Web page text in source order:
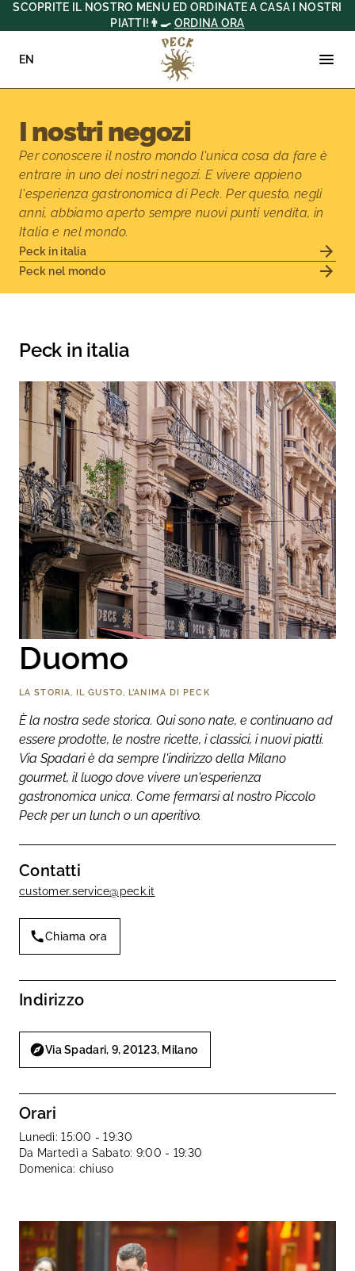
al
SCOPRITE IL NOSTRO MENU ED ORDINATE A CASA I NOSTRI
PIATTI!👨‍🍳 ORDINA ORA
EN
I nostri negozi
Per conoscere il nostro mondo l'unica cosa da fare è
entrare in uno dei nostri negozi. E vivere appieno
l'esperienza gastronomica di Peck. Per questo, negli
anni, abbiamo aperto sempre nuovi punti vendita, in
Italia e nel mondo.
Peck in italia
Peck nel mondo
Peck in italia
Duomo
LA STORIA, IL GUSTO, L’ANIMA DI PECK
È la nostra sede storica. Qui sono nate, e continuano ad
essere prodotte, le nostre ricette, i classici, i nuovi piatti.
Via Spadari è da sempre l'indirizzo della Milano
gourmet, il luogo dove vivere un'esperienza
gastronomica unica. Come fermarsi al nostro Piccolo
Peck per un lunch o un aperitivo.
Contatti
customer.service@peck.it
Chiama ora
Indirizzo
Via Spadari, 9, 20123, Milano
Orari
Lunedì: 15:00 - 19:30
Da Martedì a Sabato: 9:00 - 19:30
Domenica: chiuso